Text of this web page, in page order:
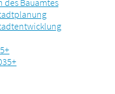
des Bauamtes